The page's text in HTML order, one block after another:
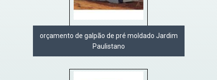
orçamento de galpão de pré moldado Jardim
Paulistano